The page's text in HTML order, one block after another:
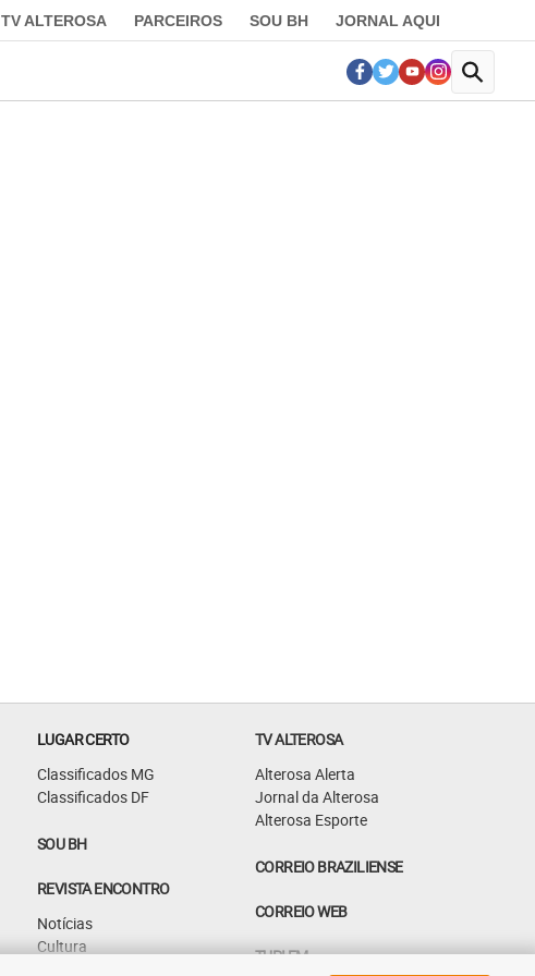
TV ALTEROSA PARCEIROS SOU BH JORNAL AQUI
LUGAR CERTO
Classificados MG
Classificados DF
SOU BH
REVISTA ENCONTRO
Notícias
Cultura
TV ALTEROSA
Alterosa Alerta
Jornal da Alterosa
Alterosa Esporte
CORREIO BRAZILIENSE
CORREIO WEB
TUPI FM